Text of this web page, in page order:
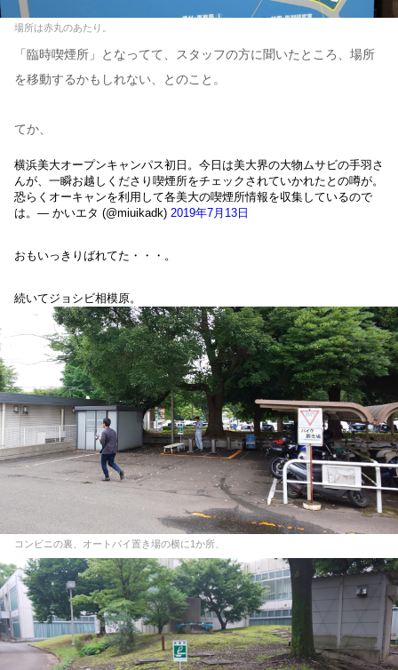
場所は赤丸のあたり。
「臨時喫煙所」となってて、スタッフの方に聞いたところ、場所
を移動するかもしれない、とのこと。
てか、
横浜美大オープンキャンパス初日。今日は美大界の大物ムサビの手羽さ
んが、一瞬お越しくださり喫煙所をチェックされていかれたとの噂が。
恐らくオーキャンを利用して各美大の喫煙所情報を収集しているので
は。— かいエタ (@miuikadk) 2019年7月13日
おもいっきりばれてた・・・。
続いてジョシビ相模原。
コンビニの裏、オートバイ置き場の横に1か所、